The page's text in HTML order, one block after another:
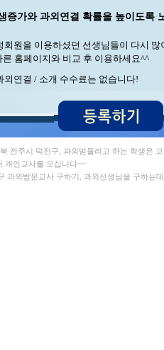
오** 수학 , 김** 수학
박** 수학/영어 , 이** 영어
최** 수학 , 장** 중국어/중
정** 과학/국어 , 김** 영어/일
이** 수학 , 김** 바이올린
송* 영어/과학 , 이** 수학/과
김** 수학 , 지** 수학/영어
김** 수학/과학 , 김** 수학
김** 영어 , 이** 수학/영어
변** 수학/과학 , 박** 수학
강** 수학 , 서** 수학/과학
백** 수학 , 정** 수학/국어
양** 영어 , 중** 과학
증가와 과외연결 확률을 높이도록
회원을 이용하셨던 선생님들이 다시 많
른 홈페이지와 비교 후 이용하세요^^
외연결 / 소개 수수료는 없습니다!
전주시 덕진구, 과외받을려고 하는 학생은
개인교사를 모십니다~~
과외방문교사 구하기, 과외선생님을 구하는